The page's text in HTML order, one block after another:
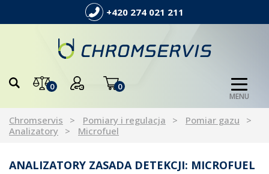
+420 274 021 211
0 0
MENU
Chromservis Pomiary i regulacja
Pomiar gazu
Analizatory
Microfuel
ANALIZATORY ZASADA DETEKCJI: MICROFUEL